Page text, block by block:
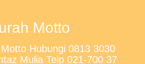
Motto
Hubungi 0813 3030
Mulia Telp 021-700 37